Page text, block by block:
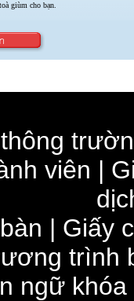
giùm cho bạn.
viên |
| Giấy
trình
ngữ khóa